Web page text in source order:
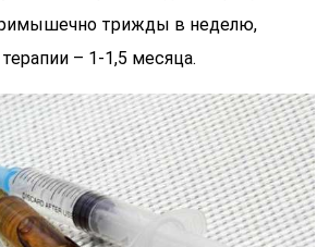
трижды в неделю,
– 1-1,5 месяца.